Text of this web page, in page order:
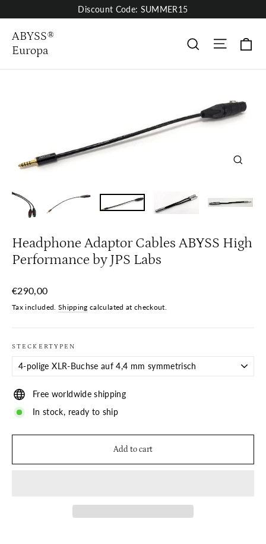
to
content
Discount Code: SUMMER15
ABYSS®
Europa
Suche Site
Headphone Adaptor Cables ABYSS High
Performance by JPS Labs
Regular
€290,00
Tax included. Shipping calculated at checkout.
STECKERTYPEN
Free worldwide shipping
In stock, ready to ship
Add to cart